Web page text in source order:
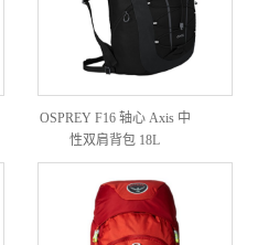
OSPREY F16 轴心 Axis 中
性双肩背包 18L